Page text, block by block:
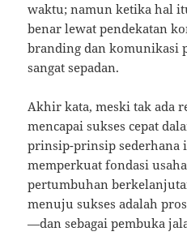
waktu; namun ketika hal
benar lewat pendekatan
branding dan komunikasi
sangat sepadan.
Akhir kata, meski tak ada
mencapai sukses cepat
prinsip-prinsip sederhana
memperkuat fondasi
pertumbuhan
menuju sukses adalah
—dan sebagai pembuka